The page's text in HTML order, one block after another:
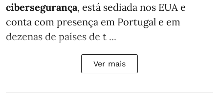
cibersegurança, está sediada nos EUA e
conta com presença em Portugal e em
dezenas de países de t ...
Ver mais